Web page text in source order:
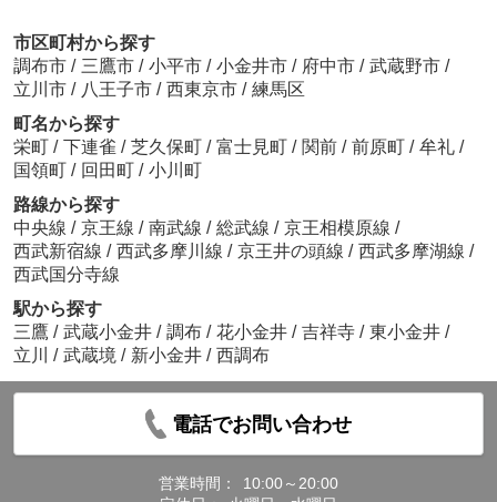
市区町村から探す
調布市 / 三鷹市 / 小平市 / 小金井市 / 府中市 / 武蔵野市 /
立川市 / 八王子市 / 西東京市 / 練馬区
町名から探す
栄町 / 下連雀 / 芝久保町 / 富士見町 / 関前 / 前原町 / 牟礼 /
国領町 / 回田町 / 小川町
路線から探す
中央線 / 京王線 / 南武線 / 総武線 / 京王相模原線 /
西武新宿線 / 西武多摩川線 / 京王井の頭線 / 西武多摩湖線 /
西武国分寺線
駅から探す
三鷹 / 武蔵小金井 / 調布 / 花小金井 / 吉祥寺 / 東小金井 /
立川
/ 武蔵境 / 新小金井 / 西調布
電話でお問い合わせ
営業時間：
10:00～20:00